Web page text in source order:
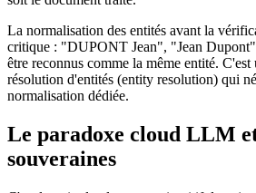
La normalisation des entités avant la
critique : "DUPONT Jean", "Jean
être reconnus comme la même entité.
résolution d'entités (entity resolution) qui
normalisation dédiée.
Le paradoxe cloud LLM
souveraines